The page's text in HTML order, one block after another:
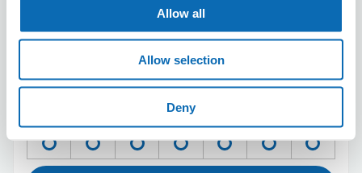
Allow all
Allow selection
Deny
行李箱尺寸:10 手提包尺寸:10
利用可能時間
8/8六 8/9日 8/10一 8/11二 8/12三 8/13四 8/14五